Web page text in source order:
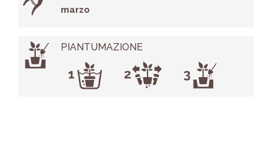
marzo
PIANTUMAZIONE